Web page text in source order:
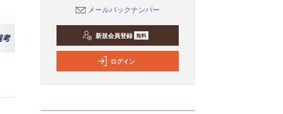
メールバックナンバー
新規会員登録 無料
ログイン